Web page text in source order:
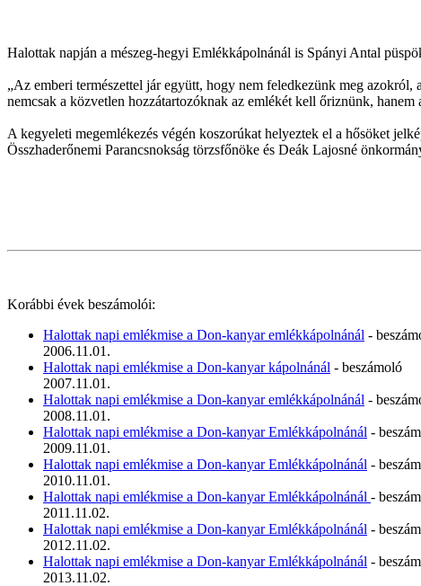
Halottak napján a mészeg-hegyi Emlékkápolnánál is Spányi Antal
„Az emberi természettel jár együtt, hogy nem feledkezünk meg
nemcsak a közvetlen hozzátartozóknak az emlékét kell őriznünk,
A kegyeleti megemlékezés végén koszorúkat helyeztek el a hősöket
Összhaderőnemi Parancsnokság törzsfőnöke és Deák Lajosné
Korábbi évek beszámolói:
Halottak napi emlékmise a Don-kanyar emlékkápolnánál -
2006.11.01.
Halottak napi emlékmise a Don-kanyar kápolnánál - beszámoló
2007.11.01.
Halottak napi emlékmise a Don-kanyar emlékkápolnánál -
2008.11.01.
Halottak napi emlékmise a Don-kanyar Emlékkápolnánál -
2009.11.01.
Halottak napi emlékmise a Don-kanyar Emlékkápolnánál -
2010.11.01.
Halottak napi emlékmise a Don-kanyar Emlékkápolnánál -
2011.11.02.
Halottak napi emlékmise a Don-kanyar Emlékkápolnánál -
2012.11.02.
Halottak napi emlékmise a Don-kanyar Emlékkápolnánál -
2013.11.02.